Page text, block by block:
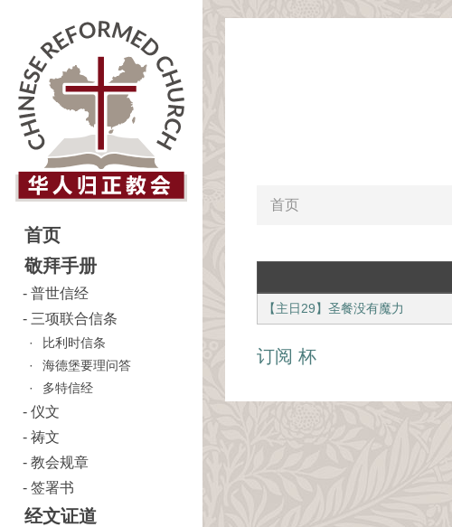
首页
敬拜手册
普世信经
三项联合信条
比利时信条
海德堡要理问答
多特信经
仪文
祷文
教会规章
签署书
经文证道
首页
【主日29】圣餐没有魔力
订阅 杯